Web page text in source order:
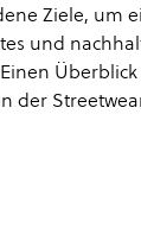
Ziele, um
und
der